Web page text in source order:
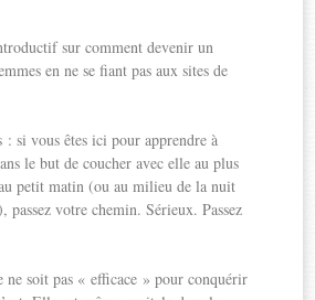
sur comment devenir un
en ne se fiant pas aux sites de
: si vous êtes ici pour apprendre à
le but de coucher avec elle au plus
petit matin (ou au milieu de la nuit
passez votre chemin. Sérieux. Passez
ne soit pas « efficace » pour conquérir